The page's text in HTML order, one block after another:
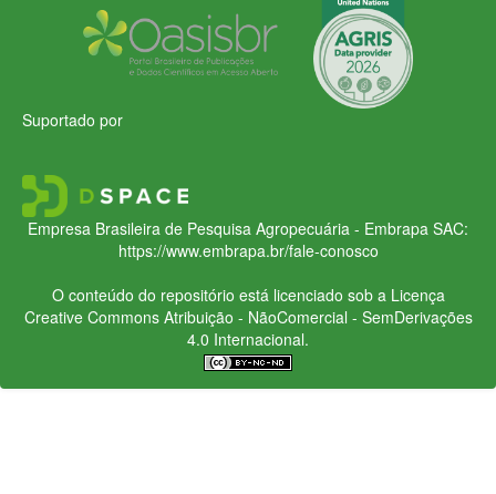
Suportado por
Empresa Brasileira de Pesquisa Agropecuária - Embrapa SAC:
https://www.embrapa.br/fale-conosco
O conteúdo do repositório está licenciado sob a Licença
Creative CommonsAtribuição - NãoComercial - SemDerivações
4.0 Internacional.